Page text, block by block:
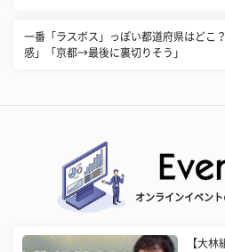
一番「ラスボス」っぽい都道府県はどこ
感」「京都→最後に裏切りそう」
オンラインイベン
【大